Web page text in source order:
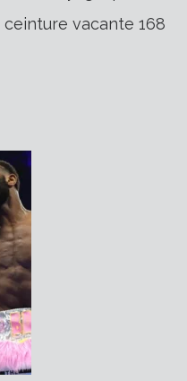
ceinture vacante 168